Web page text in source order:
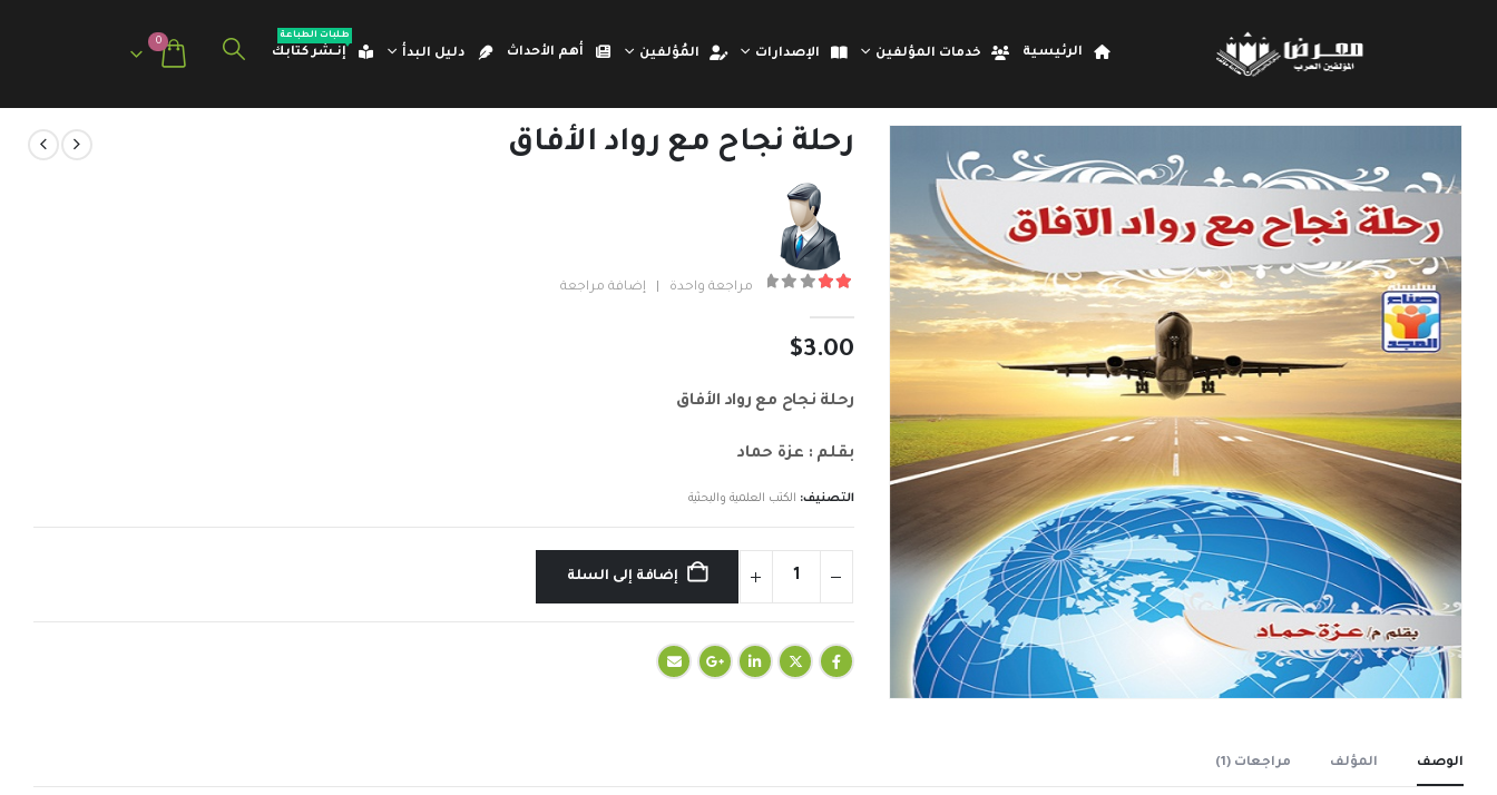
الرئيسية خدمات المؤلفين الإصدارات المُؤلفين أهم الأحداث دليل البدأ إنـشر كتابك
طلبات الطباعة 0
رحلة نجاح مع رواد الأفاق
مراجعة واحدة إضافة مراجعة
$3.00
رحلة نجاح مع رواد الأفاق
بقلم : عزة حماد
التصنيف: الكتب العلمية والبحثية
إضافة إلى السلة
الوصف المؤلف مراجعات (1)